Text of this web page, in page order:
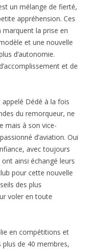
un mélange de fierté,
appréhension. Ces
la prise en
et une nouvelle
d’autonomie.
et de
Dédé à la fois
du remorqueur, ne
mais à son vice-
d’aviation. Oui
avec toujours
ainsi échangé leurs
pour cette nouvelle
des plus
voler en toute
en compétitions et
de 40 membres,